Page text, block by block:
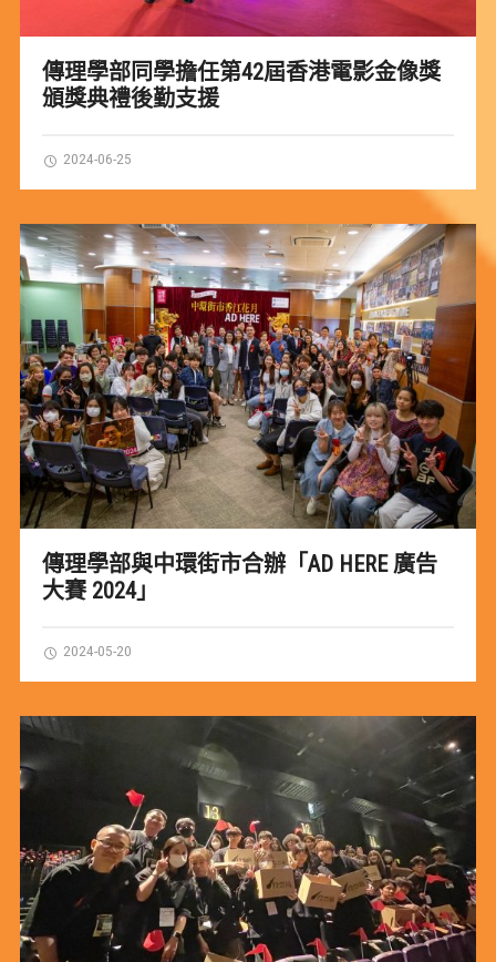
傳理學部同學擔任第42屆香港電影金像獎
頒獎典禮後勤支援
2024-06-25
傳理學部與中環街市合辦「AD HERE 廣告
大賽 2024」
2024-05-20